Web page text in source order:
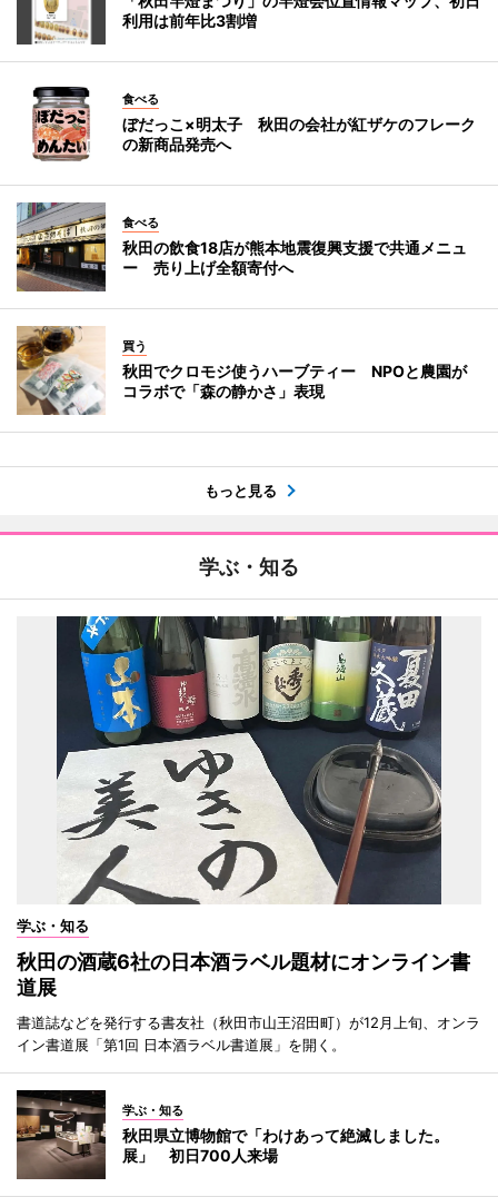
利用は前年比3割増
食べる
ぼだっこ×明太子 秋田の会社が紅ザケのフレーク
の新商品発売へ
食べる
秋田の飲食18店が熊本地震復興支援で共通メニュ
ー 売り上げ全額寄付へ
買う
秋田でクロモジ使うハーブティー NPOと農園が
コラボで「森の静かさ」表現
もっと見る
学ぶ・知る
学ぶ・知る
秋田の酒蔵6社の日本酒ラベル題材にオンライン書
道展
書道誌などを発行する書友社（秋田市山王沼田町）が12月上旬、オンラ
イン書道展「第1回 日本酒ラベル書道展」を開く。
学ぶ・知る
秋田県立博物館で「わけあって絶滅しました。
展」 初日700人来場